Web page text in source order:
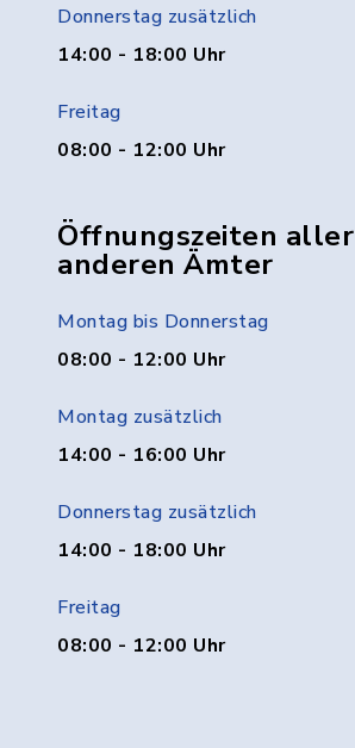
Donnerstag zusätzlich
14:00 - 18:00 Uhr
Freitag
08:00 - 12:00 Uhr
Öffnungszeiten aller
anderen Ämter
Montag bis Donnerstag
08:00 - 12:00 Uhr
Montag zusätzlich
14:00 - 16:00 Uhr
Donnerstag zusätzlich
14:00 - 18:00 Uhr
Freitag
08:00 - 12:00 Uhr